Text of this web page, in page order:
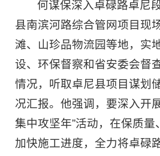
何谋保深入卓碌路卓尼
县南滨河路综合管网项目现
滩、山珍品物流园等地，实
设、环保督察和省安委会督
情况，听取卓尼县项目谋划
况汇报。他强调，要深入开
集中攻坚年”活动，在保质
加快施工进度，全力将卓碌